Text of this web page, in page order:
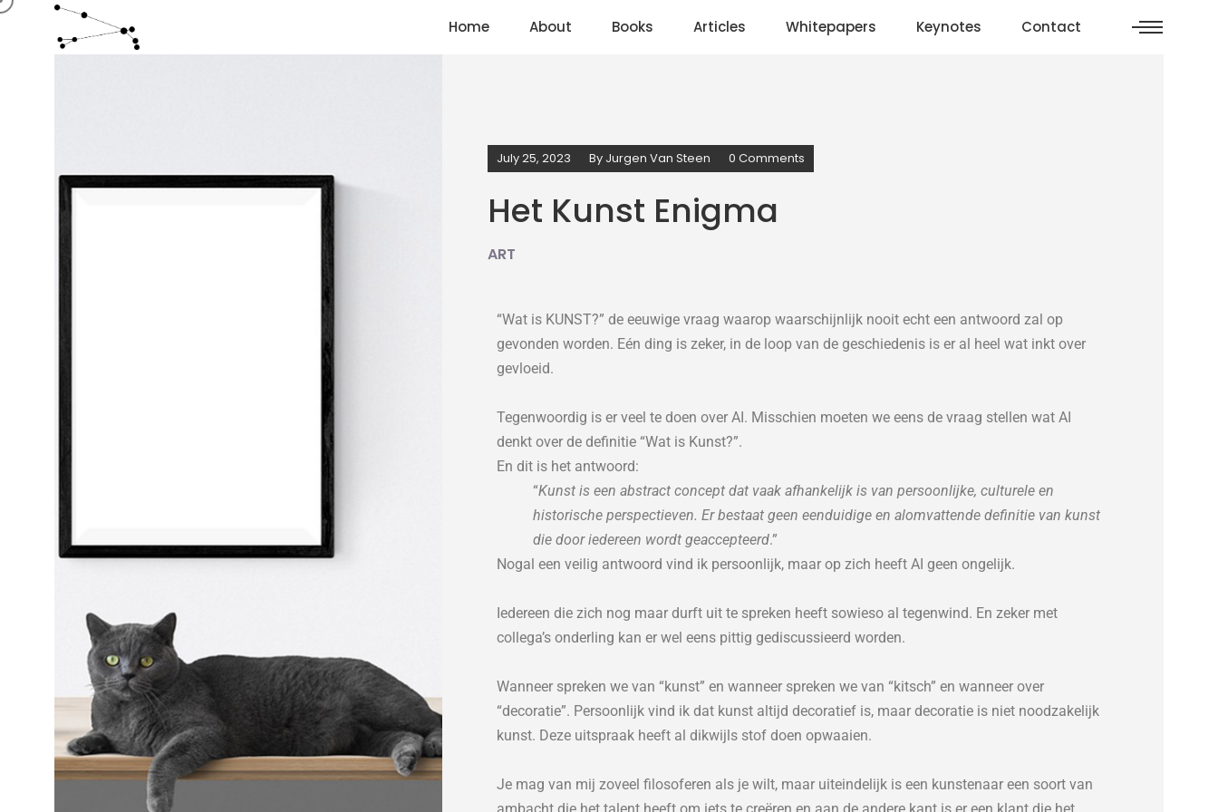
Home About Books Articles Whitepapers Keynotes Contact
July 25, 2023 By Jurgen Van Steen 0 Comments
Het Kunst Enigma
ART
“Wat is KUNST?” de eeuwige vraag waarop waarschijnlijk nooit echt een antwoord zal op
gevonden worden. Eén ding is zeker, in de loop van de geschiedenis is er al heel wat inkt over
gevloeid.
Tegenwoordig is er veel te doen over AI. Misschien moeten we eens de vraag stellen wat AI
denkt over de definitie “Wat is Kunst?”.
En dit is het antwoord:
“Kunst is een abstract concept dat vaak afhankelijk is van persoonlijke, culturele en
historische perspectieven. Er bestaat geen eenduidige en alomvattende definitie van kunst
die door iedereen wordt geaccepteerd.”
Nogal een veilig antwoord vind ik persoonlijk, maar op zich heeft AI geen ongelijk.
Iedereen die zich nog maar durft uit te spreken heeft sowieso al tegenwind. En zeker met
collega’s onderling kan er wel eens pittig gediscussieerd worden.
Wanneer spreken we van “kunst” en wanneer spreken we van “kitsch” en wanneer over
“decoratie”. Persoonlijk vind ik dat kunst altijd decoratief is, maar decoratie is niet noodzakelijk
kunst. Deze uitspraak heeft al dikwijls stof doen opwaaien.
Je mag van mij zoveel filosoferen als je wilt, maar uiteindelijk is een kunstenaar een soort van